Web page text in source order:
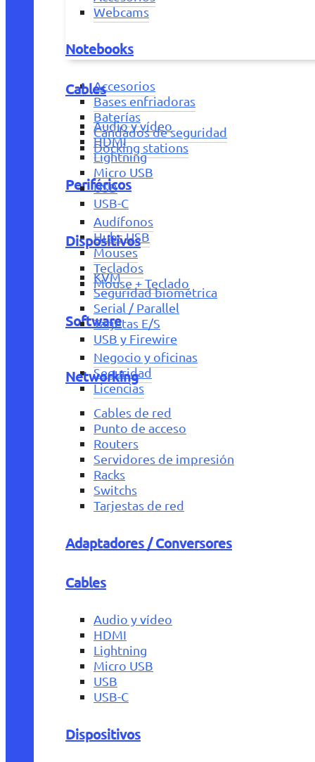
Webcams
Notebooks
Accesorios
Bases enfriadoras
Baterías
Candados de seguridad
Docking stations
Periféricos
Audífonos
Hubs USB
Mouses
Teclados
Mouse + Teclado
Software
Negocio y oficinas
Seguridad
Licencias
Cables
Audio y vídeo
HDMI
Lightning
Micro USB
USB
USB-C
Dispositivos
KVM
Seguridad biométrica
Serial / Parallel
Tarjetas E/S
USB y Firewire
Networking
Cables de red
Punto de acceso
Routers
Servidores de impresión
Racks
Switchs
Tarjestas de red
Adaptadores / Conversores
Cables
Audio y vídeo
HDMI
Lightning
Micro USB
USB
USB-C
Dispositivos